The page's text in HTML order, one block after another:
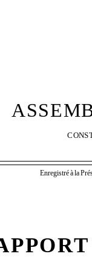
Enregistréàla